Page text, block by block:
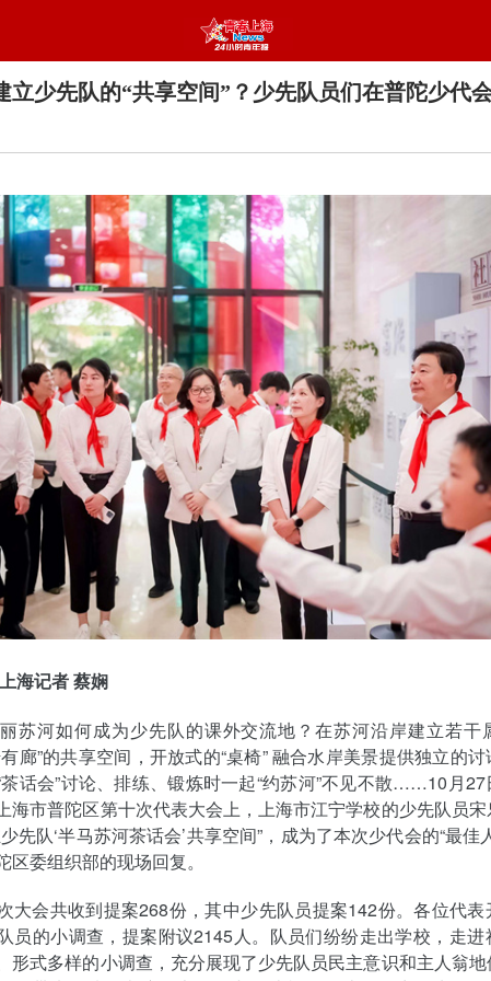
立少先队的“共享空间”？少先队员们在普陀少代
海记者 蔡娴
苏河如何成为少先队的课外交流地？在苏河沿岸建立若干
廊”的共享空间，开放式的“桌椅” 融合水岸美景提供独立的
茶话会”讨论、排练、锻炼时一起“约苏河”不见不散……10月27
海市普陀区第十次代表大会上，上海市江宁学校的少先队员
先队‘半马苏河茶话会’共享空间”，成为了本次少代会的“最佳
区委组织部的现场回复。
大会共收到提案268份，其中少先队员提案142份。各位代表
员的小调查，提案附议2145人。队员们纷纷走出学校，走进
形式多样的小调查，充分展现了少先队员民主意识和主人翁